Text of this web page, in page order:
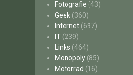
Fotografie (43)
Geek (360)
Internet (697)
IT (239)
Links (464)
Monopoly (85)
Motorrad (16)